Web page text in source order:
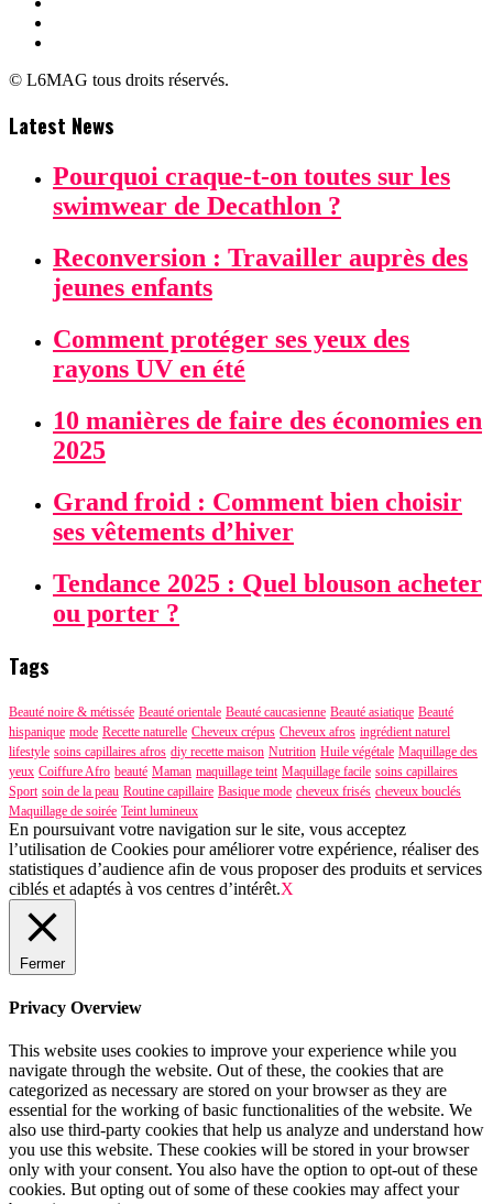
© L6MAG tous droits réservés.
Latest News
Pourquoi craque-t-on toutes sur les
swimwear de Decathlon ?
Reconversion : Travailler auprès des
jeunes enfants
Comment protéger ses yeux des
rayons UV en été
10 manières de faire des économies en
2025
Grand froid : Comment bien choisir
ses vêtements d’hiver
Tendance 2025 : Quel blouson acheter
ou porter ?
Tags
Beauté noire & métissée Beauté orientale Beauté caucasienne Beauté asiatique Beauté
hispanique mode Recette naturelle Cheveux crépus Cheveux afros ingrédient naturel
lifestyle soins capillaires afros diy recette maison Nutrition Huile végétale Maquillage des
yeux Coiffure Afro beauté Maman maquillage teint Maquillage facile soins capillaires
Sport soin de la peau Routine capillaire Basique mode cheveux frisés cheveux bouclés
Maquillage de soirée Teint lumineux
En poursuivant votre navigation sur le site, vous acceptez
l’utilisation de Cookies pour améliorer votre expérience, réaliser des
statistiques d’audience afin de vous proposer des produits et services
ciblés et adaptés à vos centres d’intérêt.X
Fermer
Privacy Overview
This website uses cookies to improve your experience while you
navigate through the website. Out of these, the cookies that are
categorized as necessary are stored on your browser as they are
essential for the working of basic functionalities of the website. We
also use third-party cookies that help us analyze and understand how
you use this website. These cookies will be stored in your browser
only with your consent. You also have the option to opt-out of these
cookies. But opting out of some of these cookies may affect your